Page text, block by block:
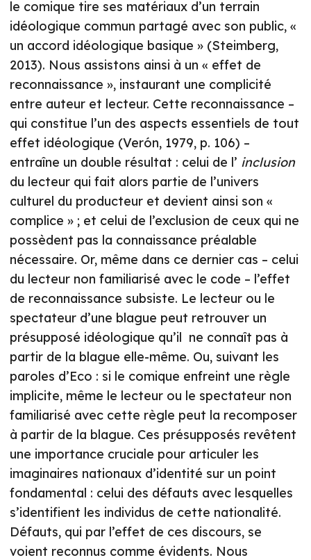
le comique tire ses matériaux d’un terrain
idéologique commun partagé avec son public, «
un accord idéologique basique » (Steimberg,
2013). Nous assistons ainsi à un « effet de
reconnaissance », instaurant une complicité
entre auteur et lecteur. Cette reconnaissance –
qui constitue l’un des aspects essentiels de tout
effet idéologique (Verón, 1979, p. 106) –
entraîne un double résultat : celui de l’ inclusion
du lecteur qui fait alors partie de l’univers
culturel du producteur et devient ainsi son «
complice » ; et celui de l’exclusion de ceux qui ne
possèdent pas la connaissance préalable
nécessaire. Or, même dans ce dernier cas – celui
du lecteur non familiarisé avec le code – l’effet
de reconnaissance subsiste. Le lecteur ou le
spectateur d’une blague peut retrouver un
présupposé idéologique qu’il ne connaît pas à
partir de la blague elle-même. Ou, suivant les
paroles d’Eco : si le comique enfreint une règle
implicite, même le lecteur ou le spectateur non
familiarisé avec cette règle peut la recomposer
à partir de la blague. Ces présupposés revêtent
une importance cruciale pour articuler les
imaginaires nationaux d’identité sur un point
fondamental : celui des défauts avec lesquelles
s’identifient les individus de cette nationalité.
Défauts, qui par l’effet de ces discours, se
voient reconnus comme évidents. Nous